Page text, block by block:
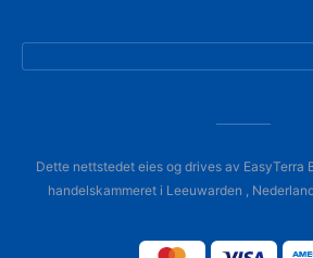
Dette nettstedet eies og drives av EasyTerra
handelskammeret i Leeuwarden ,